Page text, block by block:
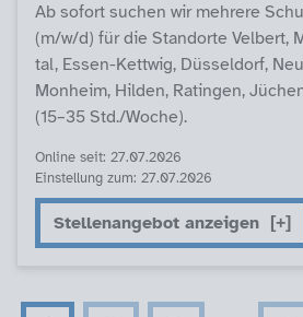
Ab so­fort su­chen wir meh­re­re
(m/w/d) für die Stand­or­te Vel­bert,
tal, Es­sen-Kett­wig, Düs­sel­dorf,
Mon­heim, Hil­den, Ra­tin­gen,
(15–35 Std./Wo­che).
Online seit: 27.07.2026
Einstellung zum: 27.07.2026
Stellenangebot anzeigen